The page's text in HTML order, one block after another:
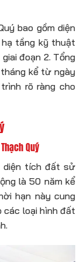
bao gồm diện
hạ tầng kỹ thuật
đoạn 2. Tổng
kể từ ngày
rõ ràng cho
Quý
diện tích đất sử
là 50 năm kể
hạn này cung
các loại hình đất